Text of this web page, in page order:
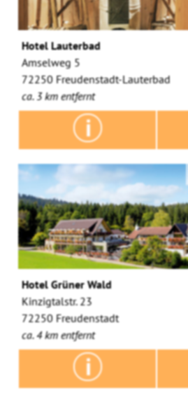
Hotel Lauterbad
Amselweg 5
72250 Freudenstadt-Lauterbad
ca. 3 km entfernt
Hotel Grüner Wald
Kinzigtalstr. 23
72250 Freudenstadt
ca. 4 km entfernt